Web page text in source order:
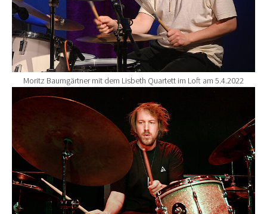
Moritz Baumgärtner mit dem Lisbeth Quartett im Loft am 5.4.2022
Show larger version for: